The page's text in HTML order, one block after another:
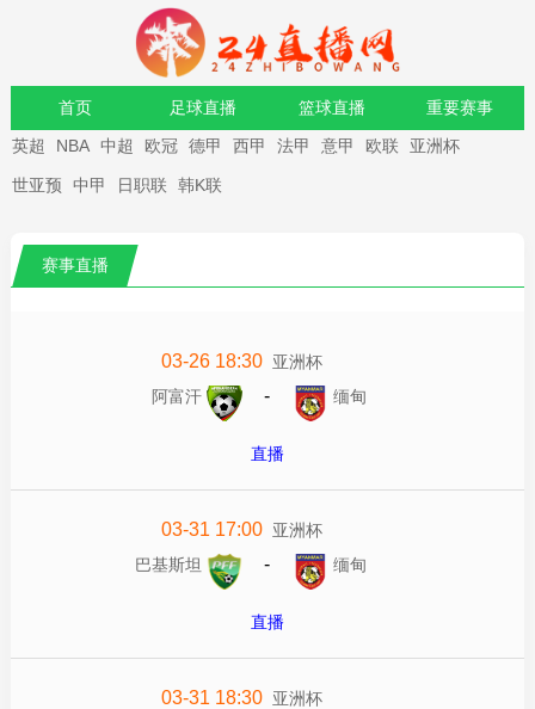
首页 足球直播 篮球直播 重要赛事
资讯 录像
英超 NBA 中超 欧冠 德甲 西甲 法甲 意甲 欧联 亚洲杯
世亚预 中甲 日职联 韩K联
赛事直播
03-26 18:30 亚洲杯
阿富汗
- 缅甸
直播
03-31 17:00 亚洲杯
巴基斯坦
- 缅甸
直播
03-31 18:30 亚洲杯